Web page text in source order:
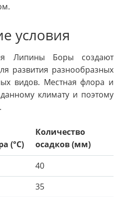
условия
Липины Боры создают
развития разнообразных
видов. Местная флора и
климату и поэтому
(°C)
Количество
осадков (мм)
40
35